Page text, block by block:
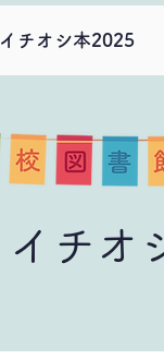
イチオシ本2025
イチオ